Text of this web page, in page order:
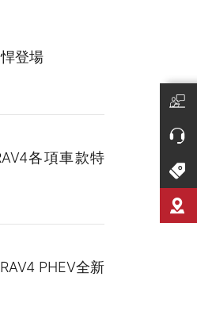
登場
各項車款特
PHEV全新